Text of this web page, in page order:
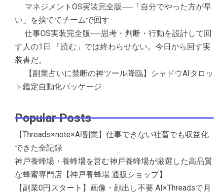
マネジメントOS実装完全版──「自分でやった方が早
い」を捨ててチームで回す
仕事OS実装完全版──思考・判断・行動を設計して回
す人の1日 「読む」では終わらせない。今日から回す実
装書だ。
【副業占いに禁断の神ツール降臨】シャドウAIタロッ
ト鑑定自動化パッケージ
Popular Posts
【Threads×note×AI副業】仕事できない社畜でも収益化
できた全記録
神戸養蜂場・養蜂場を営む神戸養蜂場が厳選した高品質
な蜂蜜専門店【神戸養蜂場 通販ショップ】
【副業0円スタート】画像・顔出し不要 AI×Threadsで月